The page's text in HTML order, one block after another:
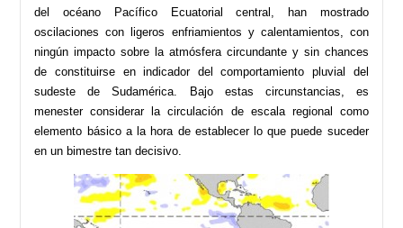
del océano Pacífico Ecuatorial central, han mostrado
oscilaciones con ligeros enfriamientos y calentamientos, con
ningún impacto sobre la atmósfera circundante y sin chances
de constituirse en indicador del comportamiento pluvial del
sudeste de Sudamérica. Bajo estas circunstancias, es
menester considerar la circulación de escala regional como
elemento básico a la hora de establecer lo que puede suceder
en un bimestre tan decisivo.